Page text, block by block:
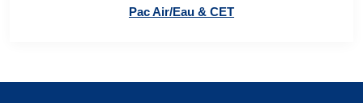
Pac Air/Eau & CET